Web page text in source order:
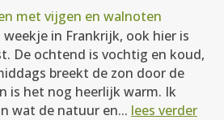
met vijgen en walnoten
weekje in Frankrijk, ook hier is
De ochtend is vochtig en koud,
breekt de zon door de
is het nog heerlijk warm. Ik
wat de natuur en... lees verder